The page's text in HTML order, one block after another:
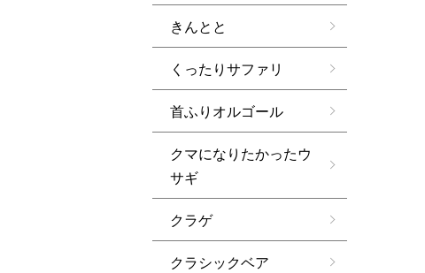
きんとと
くったりサファリ
首ふりオルゴール
クマになりたかったウ
サギ
クラゲ
クラシックベア